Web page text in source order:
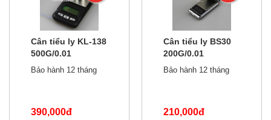
Cân tiểu ly KL-138
500G/0.01
Bảo hành 12 tháng
390,000đ
Cân tiểu ly BS30
200G/0.01
Bảo hành 12 tháng
210,000đ